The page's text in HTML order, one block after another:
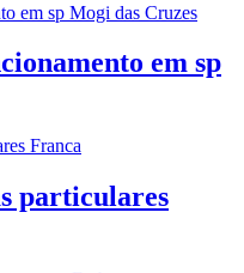
em sp
particulares